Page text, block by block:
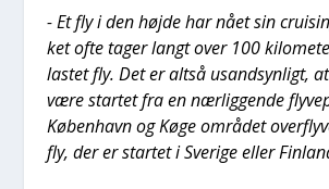
- Et fly i den høj­de har nået sin
ket ofte tager langt over 100
lastet fly. Det er alt­så usand­syn­ligt,
være star­tet fra en nær­lig­gen­de
Køben­havn og Køge områ­det
fly, der er star­tet i Sve­ri­ge eller